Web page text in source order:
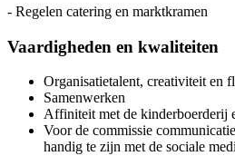
- Regelen catering en marktkramen
Vaardigheden en kwaliteiten
Organisatietalent, creativiteit en
Samenwerken
Affiniteit met de kinderboerderij
Voor de commissie
handig te zijn met de sociale